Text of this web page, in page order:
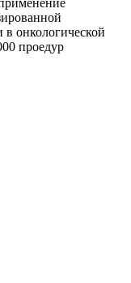
онкологической
проедур